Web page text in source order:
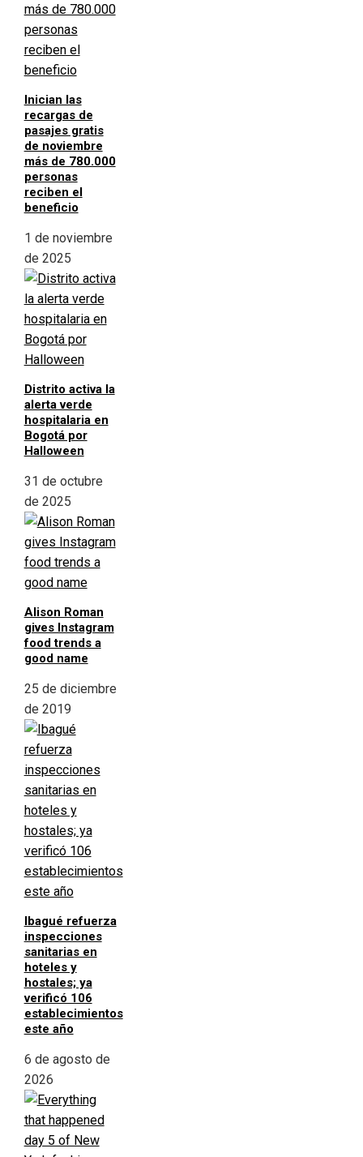
Inician las
recargas de
pasajes gratis
de noviembre
más de 780.000
personas
reciben el
beneficio
1 de noviembre
de 2025
Distrito activa la
alerta verde
hospitalaria en
Bogotá por
Halloween
31 de octubre
de 2025
Alison Roman
gives Instagram
food trends a
good name
25 de diciembre
de 2019
Ibagué refuerza
inspecciones
sanitarias en
hoteles y
hostales; ya
verificó 106
establecimientos
este año
6 de agosto de
2026